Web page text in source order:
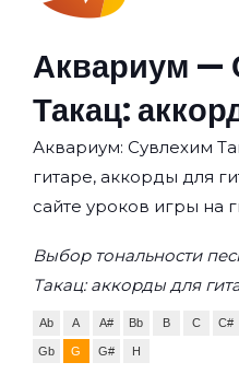
Аквариум —
Такац:
Аквариум: Сувлехим
гитаре, аккорды для
сайте уроков игры на
Выбор тональности
Такац: аккорды для
Ab A A# Bb B C C#
Gb G G# H